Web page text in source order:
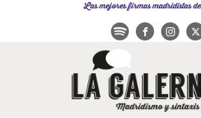
Las mejores firmas madridistas